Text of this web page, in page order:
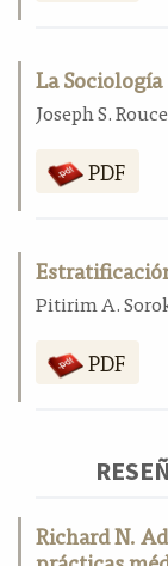
La
Joseph S.
PDF
Pitirim A.
PDF
Richard N.